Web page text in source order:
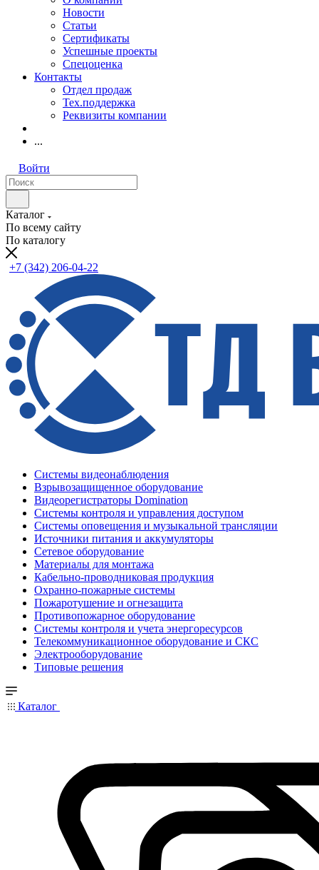
Новости
Статьи
Сертификаты
Успешные проекты
Спецоценка
Контакты
Отдел продаж
Тех.поддержка
Реквизиты компании
...
Войти
Каталог
По всему сайту
По каталогу
+7 (342) 206-04-22
Системы видеонаблюдения
Взрывозащищенное оборудование
Видеорегистраторы Domination
Системы контроля и управления доступом
Системы оповещения и музыкальной трансляции
Источники питания и аккумуляторы
Сетевое оборудование
Материалы для монтажа
Кабельно-проводниковая продукция
Охранно-пожарные системы
Пожаротушение и огнезащита
Противопожарное оборудование
Системы контроля и учета энергоресурсов
Телекоммуникационное оборудование и СКС
Электрооборудование
Типовые решения
Каталог